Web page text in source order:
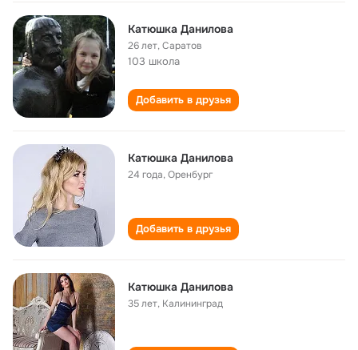
Катюшка Данилова
26 лет,Саратов
103 школа
Добавить в друзья
Катюшка Данилова
24 года,Оренбург
Добавить в друзья
Катюшка Данилова
35 лет, Калининград